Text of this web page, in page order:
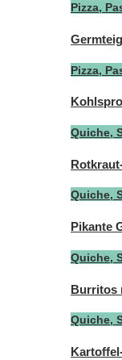
Pizza,
Pizza,
Quiche,
Quiche,
Pikante
Quiche,
Burritos
Quiche,